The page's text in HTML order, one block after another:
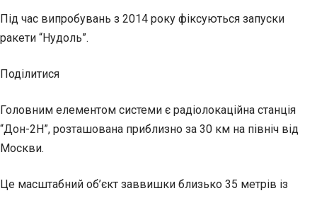
Під час випробувань з 2014 року фіксуються запуски
ракети “Нудоль”.
Поділитися
Головним елементом системи є радіолокаційна станція
“Дон-2Н”, розташована приблизно за 30 км на північ від
Москви.
Це масштабний об’єкт заввишки близько 35 метрів із